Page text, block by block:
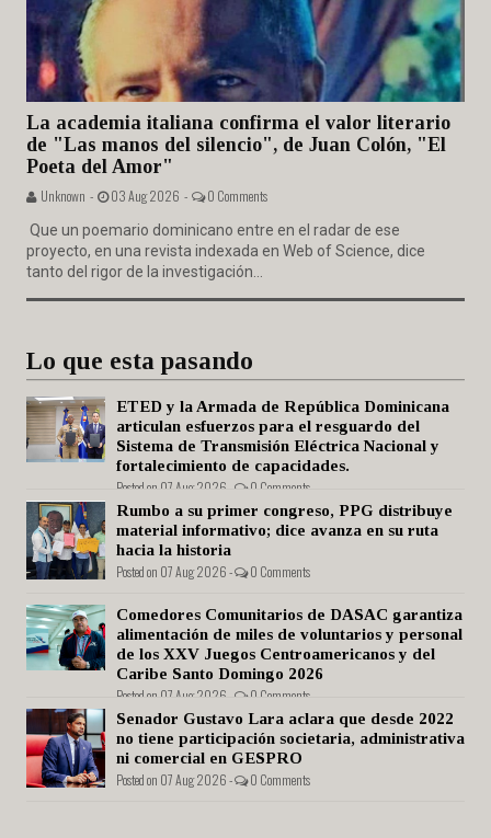
La academia italiana confirma el valor literario
de "Las manos del silencio", de Juan Colón, "El
Poeta del Amor"
Unknown - 03 Aug 2026 - 0 Comments
Que un poemario dominicano entre en el radar de ese
proyecto, en una revista indexada en Web of Science, dice
tanto del rigor de la investigación...
Lo que esta pasando
ETED y la Armada de República Dominicana
articulan esfuerzos para el resguardo del
Sistema de Transmisión Eléctrica Nacional y
fortalecimiento de capacidades.
Posted on 07 Aug 2026 - 0 Comments
Rumbo a su primer congreso, PPG distribuye
material informativo; dice avanza en su ruta
hacia la historia
Posted on 07 Aug 2026 - 0 Comments
Comedores Comunitarios de DASAC garantiza
alimentación de miles de voluntarios y personal
de los XXV Juegos Centroamericanos y del
Caribe Santo Domingo 2026
Posted on 07 Aug 2026 - 0 Comments
Senador Gustavo Lara aclara que desde 2022
no tiene participación societaria, administrativa
ni comercial en GESPRO
Posted on 07 Aug 2026 - 0 Comments